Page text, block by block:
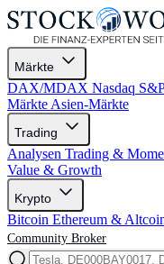
Märkte
DAX/MDAX Nasdaq
Märkte Asien-Märkte
Trading
Analysen Trading &
Value & Growth
Krypto
Bitcoin Ethereum &
Community Broker